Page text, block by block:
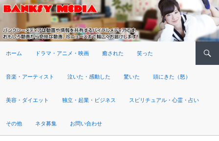
ホーム ドラマ・アニメ・映画 癒された 笑った
音楽・アーティスト 泣いた・感動した 驚いた 頭にきた（怒）
美容・ダイエット 独立・起業・ビジネス スピリチュアル・心霊・占い
その他 ネタ募集 お問い合わせ